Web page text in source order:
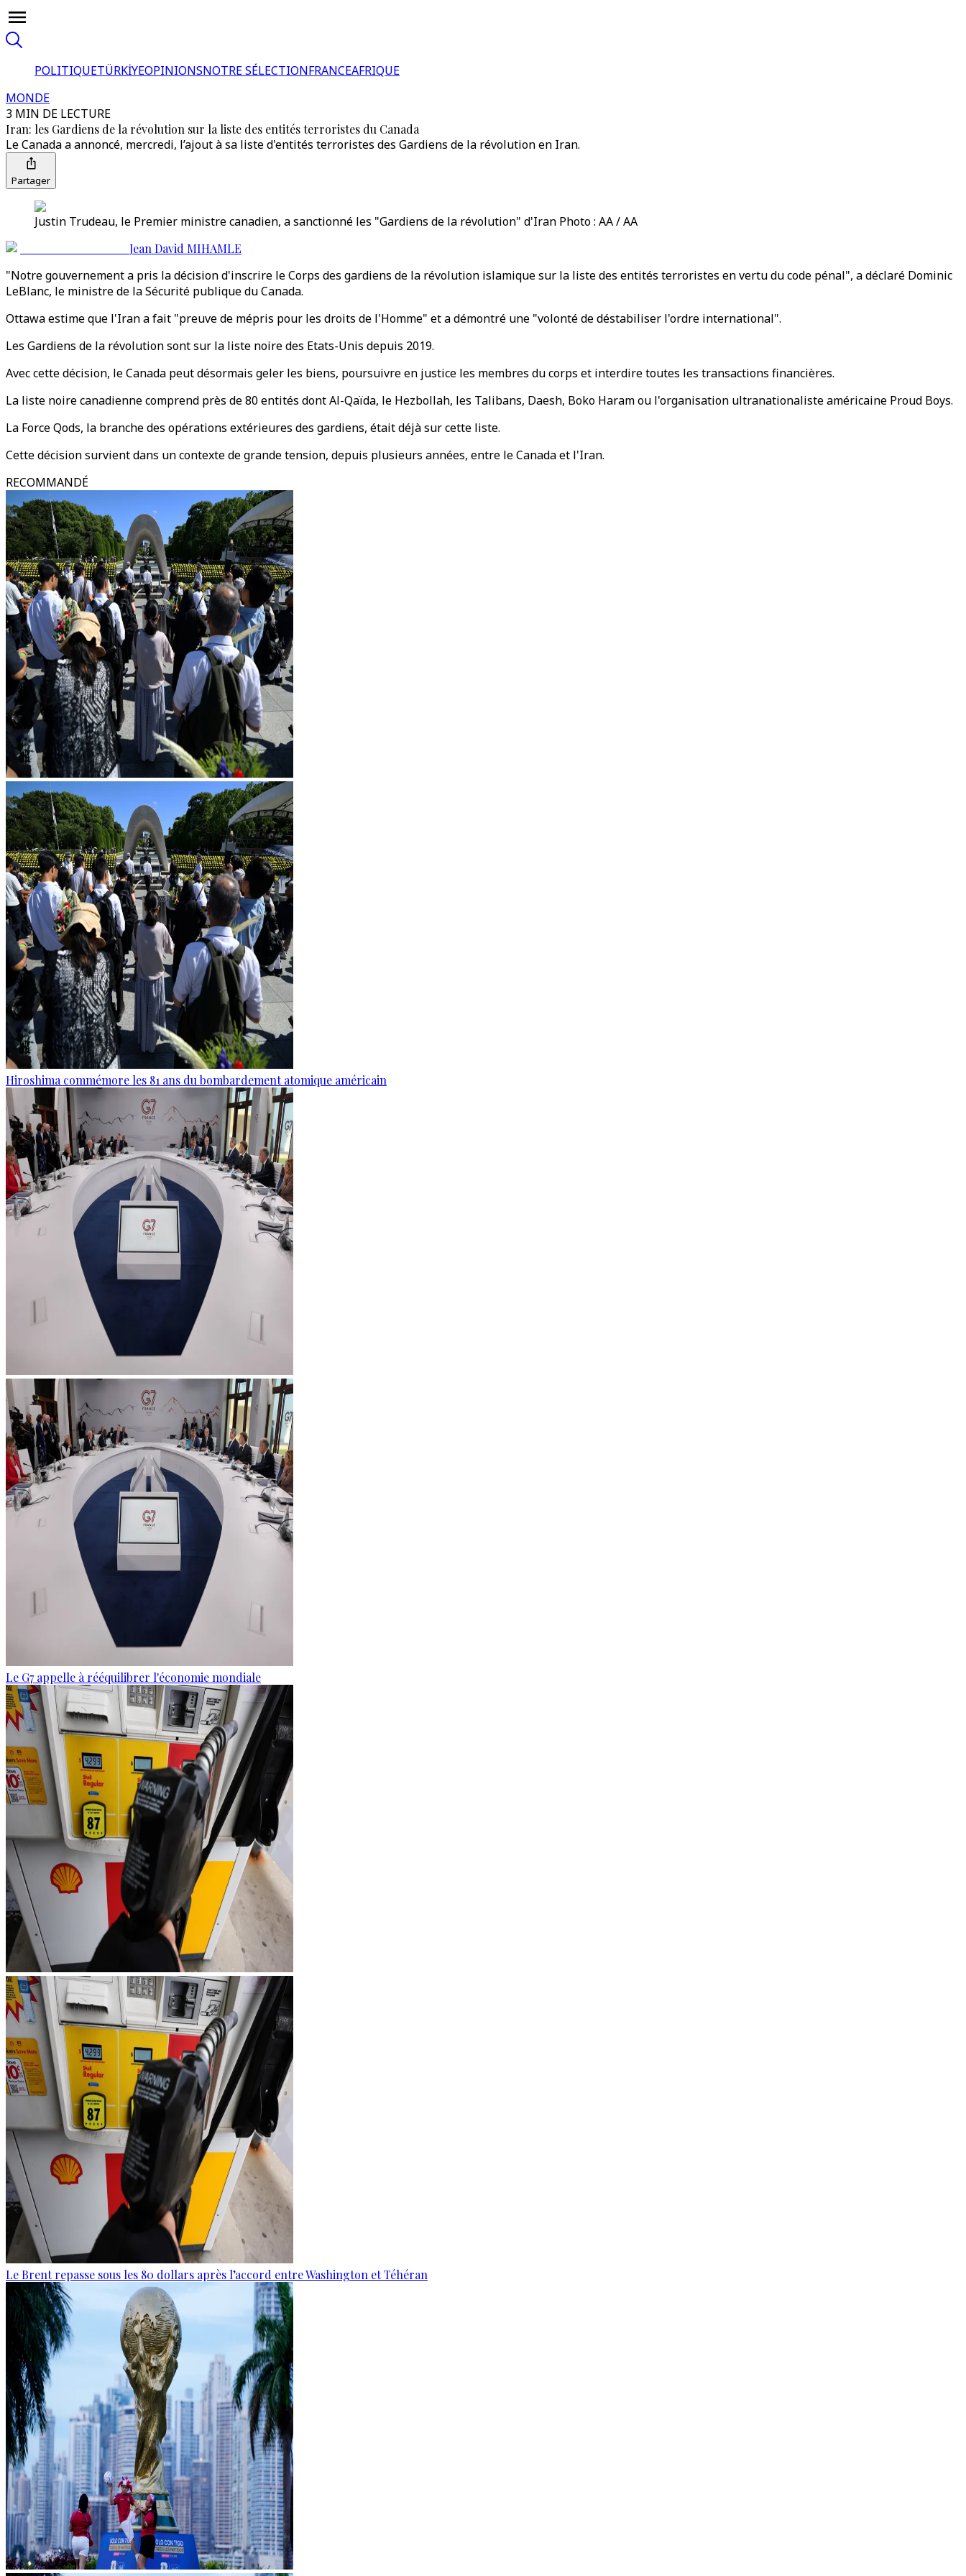
POLITIQUETÜRKİYEOPINIONSNOTRE SÉLECTIONFRANCEAFRIQUE
MONDE
3 MIN DE LECTURE
Iran: les Gardiens de la révolution sur la liste des entités terroristes du Canada
Le Canada a annoncé, mercredi, l’ajout à sa liste d'entités terroristes des Gardiens de la révolution en Iran.
Partager
Justin Trudeau, le Premier ministre canadien, a sanctionné les "Gardiens de la révolution" d'Iran Photo : AA / AA
Jean David MIHAMLE
"Notre gouvernement a pris la décision d'inscrire le Corps des gardiens de la révolution islamique sur la liste des entités terroristes en vertu du code pénal", a déclaré Dominic
LeBlanc, le ministre de la Sécurité publique du Canada.
Ottawa estime que l'Iran a fait "preuve de mépris pour les droits de l'Homme" et a démontré une "volonté de déstabiliser l'ordre international".
Les Gardiens de la révolution sont sur la liste noire des Etats-Unis depuis 2019.
Avec cette décision, le Canada peut désormais geler les biens, poursuivre en justice les membres du corps et interdire toutes les transactions financières.
La liste noire canadienne comprend près de 80 entités dont Al-Qaïda, le Hezbollah, les Talibans, Daesh, Boko Haram ou l'organisation ultranationaliste américaine Proud Boys.
La Force Qods, la branche des opérations extérieures des gardiens, était déjà sur cette liste.
Cette décision survient dans un contexte de grande tension, depuis plusieurs années, entre le Canada et l'Iran.
RECOMMANDÉ
Hiroshima commémore les 81 ans du bombardement atomique américain
Le G7 appelle à rééquilibrer l'économie mondiale
Le Brent repasse sous les 80 dollars après l’accord entre Washington et Téhéran